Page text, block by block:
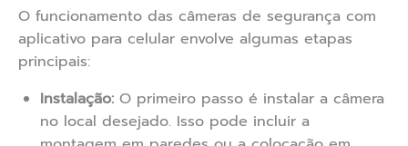
O funcionamento das câmeras de segurança com
aplicativo para celular envolve algumas etapas
principais:
Instalação: O primeiro passo é instalar a câmera
no local desejado. Isso pode incluir a